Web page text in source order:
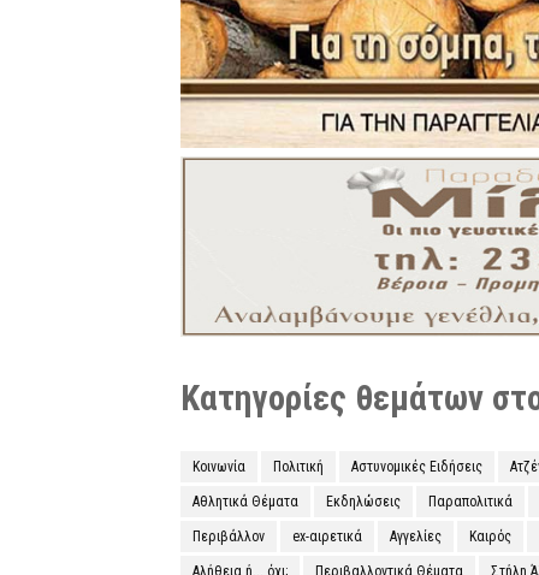
Κατηγορίες θεμάτων
Κοινωνία Πολιτική Αστυνομικές Ειδήσεις
Αθλητικά Θέματα Εκδηλώσεις Παραπολιτικά
Περιβάλλον ex-αιρετικά Αγγελίες Καιρός